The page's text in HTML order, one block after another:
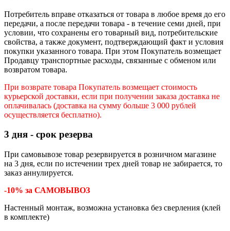
Потребитель вправе отказаться от товара в любое время до его
передачи, а после передачи товара - в течение семи дней, при
условии, что сохранены его товарный вид, потребительские
свойства, а также документ, подтверждающий факт и условия
покупки указанного товара. При этом Покупатель возмещает
Продавцу транспортные расходы, связанные с обменом или
возвратом товара.
При возврате товара Покупатель возмещает стоимость
курьерской доставки, если при получении заказа доставка не
оплачивалась (доставка на сумму больше 3 000 рублей
осуществляется бесплатно).
3 дня - срок резерва
При самовывозе товар резервируется в розничном магазине
на 3 дня, если по истечении трех дней товар не забирается, то
заказ аннулируется.
-10% за САМОВЫВОЗ
Настенный монтаж, возможна установка без сверления (клей
в комплекте)